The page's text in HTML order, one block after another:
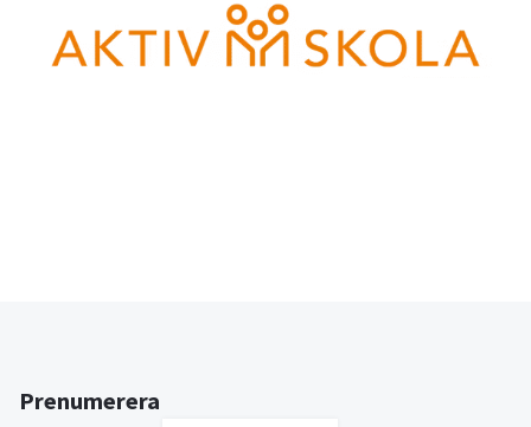
Prenumerera